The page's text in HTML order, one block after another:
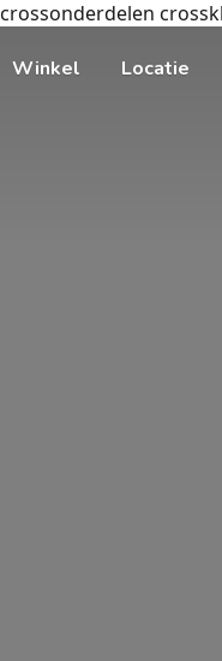
crossonderdelen
Winkel Locatie